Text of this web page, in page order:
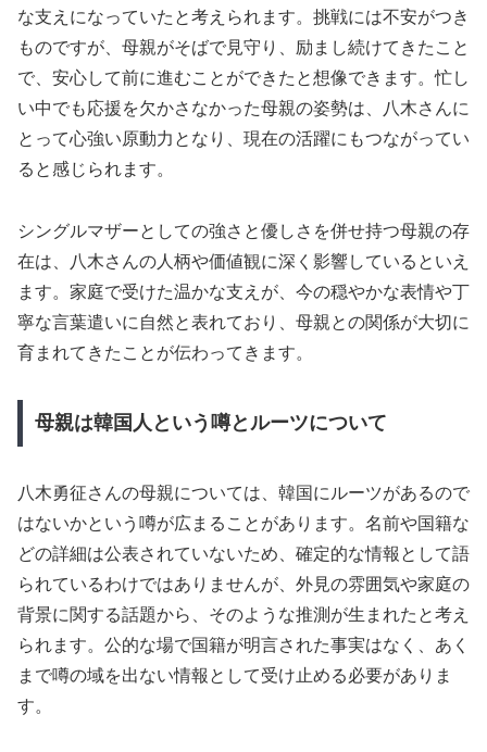
な支えになっていたと考えられます。挑戦には不安がつき
ものですが、母親がそばで見守り、励まし続けてきたこと
で、安心して前に進むことができたと想像できます。忙し
い中でも応援を欠かさなかった母親の姿勢は、八木さんに
とって心強い原動力となり、現在の活躍にもつながってい
ると感じられます。
シングルマザーとしての強さと優しさを併せ持つ母親の存
在は、八木さんの人柄や価値観に深く影響しているといえ
ます。家庭で受けた温かな支えが、今の穏やかな表情や丁
寧な言葉遣いに自然と表れており、母親との関係が大切に
育まれてきたことが伝わってきます。
母親は韓国人という噂とルーツについて
八木勇征さんの母親については、韓国にルーツがあるので
はないかという噂が広まることがあります。名前や国籍な
どの詳細は公表されていないため、確定的な情報として語
られているわけではありませんが、外見の雰囲気や家庭の
背景に関する話題から、そのような推測が生まれたと考え
られます。公的な場で国籍が明言された事実はなく、あく
まで噂の域を出ない情報として受け止める必要がありま
す。